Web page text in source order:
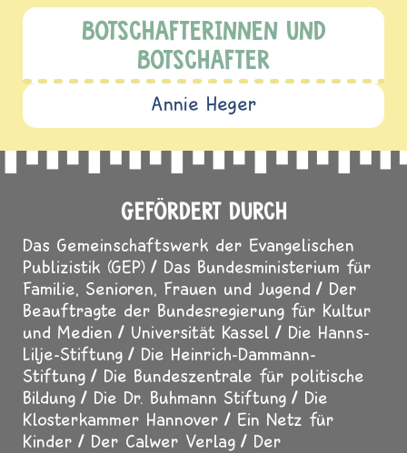
BOTSCHAFTERINNEN UND
BOTSCHAFTER
Annie Heger
GEFÖRDERT DURCH
Das Gemeinschaftswerk der Evangelischen
Publizistik (GEP)
Das Bundesministerium für
Familie, Senioren, Frauen und Jugend
Der
Beauftragte der Bundesregierung für Kultur
und Medien
Universität Kassel
Die Hanns-
Lilje-Stiftung
Die Heinrich-Dammann-
Stiftung
Die Bundeszentrale für politische
Bildung
Die Dr. Buhmann Stiftung
Die
Klosterkammer Hannover
Ein Netz für
Kinder
Der Calwer Verlag
Der